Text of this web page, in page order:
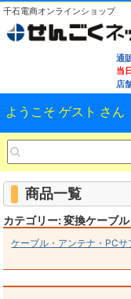
千石電商オンラインショップ
通
当
店
ようこそ ゲスト さん
商品一覧
カテゴリー: 変換ケーブル
ケーブル・アンテナ・PCサ